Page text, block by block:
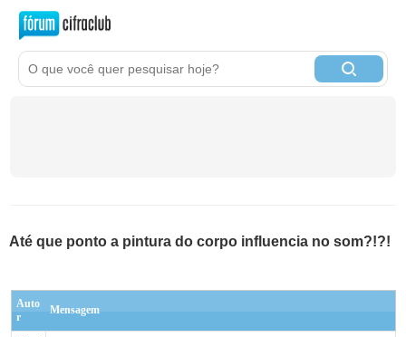
Até que ponto a pintura do corpo influencia no som?!?!
Auto
r
Mensagem